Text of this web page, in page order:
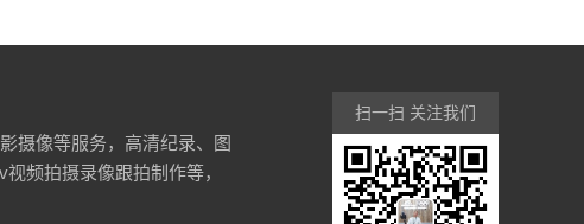
摄像等服务，高清纪录、图
频拍摄录像跟拍制作等，
扫一扫 关注我们